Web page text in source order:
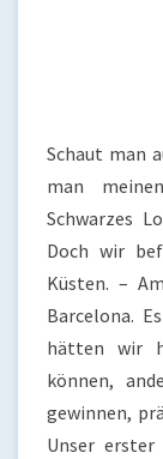
Schaut man
man
Schwarzes
Doch wir
Küsten. –
Barcelona.
hätten wir
können,
gewinnen,
Unser